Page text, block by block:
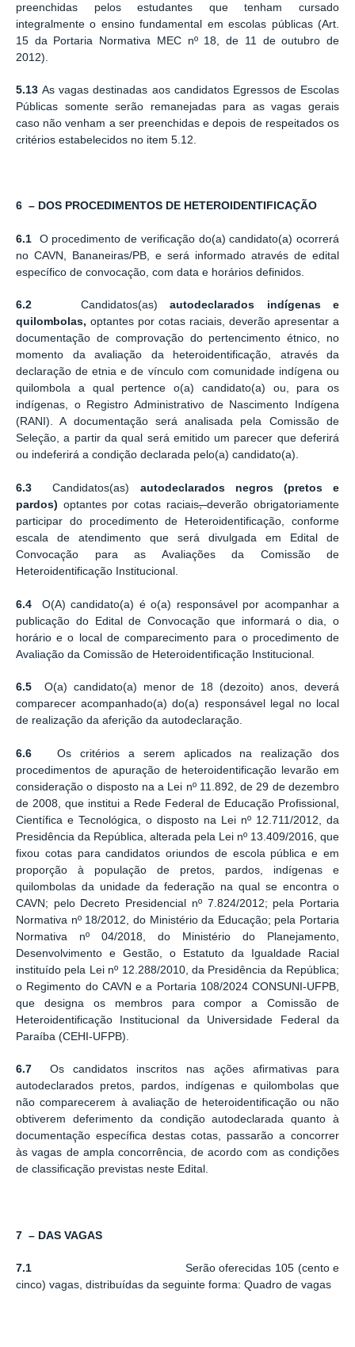
preenchidas pelos estudantes que tenham cursado
integralmente o ensino fundamental em escolas públicas (Art.
15 da Portaria Normativa MEC nº 18, de 11 de outubro de
2012).
5.13As vagas destinadas aos candidatos Egressos de Escolas
Públicas somente serão remanejadas para as vagas gerais
caso não venham a ser preenchidas e depois de respeitados os
critérios estabelecidos no item 5.12.
6 – DOS PROCEDIMENTOS DE HETEROIDENTIFICAÇÃO
6.1 O procedimento de verificação do(a) candidato(a) ocorrerá
no CAVN, Bananeiras/PB, e será informado através de edital
específico de convocação, com data e horários definidos.
6.2 Candidatos(as)autodeclarados indígenas e
quilombolas, optantes por cotas raciais, deverão apresentar a
documentação de comprovação do pertencimento étnico, no
momento da avaliação da heteroidentificação, através da
declaração de etnia e de vínculo com comunidade indígena ou
quilombola a qual pertence o(a) candidato(a) ou, para os
indígenas, o Registro Administrativo de Nascimento Indígena
(RANI). A documentação será analisada pela Comissão de
Seleção, a partir da qual será emitido um parecer que deferirá
ou indeferirá a condição declarada pelo(a) candidato(a).
6.3Candidatos(as) autodeclarados negros (pretos e
pardos) optantes por cotas raciais,deverão obrigatoriamente
participar do procedimento de Heteroidentificação, conforme
escala de atendimento que será divulgada em Edital de
Convocação para as Avaliações da Comissão de
Heteroidentificação Institucional.
6.4 O(A) candidato(a) é o(a) responsável por acompanhar a
publicação do Edital de Convocação que informará o dia, o
horário e o local de comparecimento para o procedimento de
Avaliação da Comissão de Heteroidentificação Institucional.
6.5 O(a) candidato(a) menor de 18 (dezoito) anos, deverá
comparecer acompanhado(a) do(a) responsável legal no local
de realização da aferição da autodeclaração.
6.6Os critérios a serem aplicados na realização dos
procedimentos de apuração de heteroidentificação levarão em
consideração o disposto na a Lei nº 11.892, de 29 de dezembro
de 2008, que institui a Rede Federal de Educação Profissional,
Científica e Tecnológica, o disposto na Lei nº 12.711/2012, da
Presidência da República, alterada pela Lei nº 13.409/2016, que
fixou cotas para candidatos oriundos de escola pública e em
proporção à população de pretos, pardos, indígenas e
quilombolas da unidade da federação na qual se encontra o
CAVN; pelo Decreto Presidencial nº 7.824/2012; pela Portaria
Normativa nº 18/2012, do Ministério da Educação; pela Portaria
Normativa nº 04/2018, do Ministério do Planejamento,
Desenvolvimento e Gestão, o Estatuto da Igualdade Racial
instituído pela Lei nº 12.288/2010, da Presidência da República;
o Regimento do CAVN e a Portaria 108/2024 CONSUNI-UFPB,
que designa os membros para compor a Comissão de
Heteroidentificação Institucional da Universidade Federal da
Paraíba (CEHI-UFPB).
6.7 Os candidatos inscritos nas ações afirmativas para
autodeclarados pretos, pardos, indígenas e quilombolas que
não comparecerem à avaliação de heteroidentificação ou não
obtiverem deferimento da condição autodeclarada quanto à
documentação específica destas cotas, passarão a concorrer
às vagas de ampla concorrência, de acordo com as condições
de classificação previstas neste Edital.
7 – DAS VAGAS
7.1 Serão oferecidas 105 (cento e
cinco) vagas, distribuídas da seguinte forma: Quadro de vagas